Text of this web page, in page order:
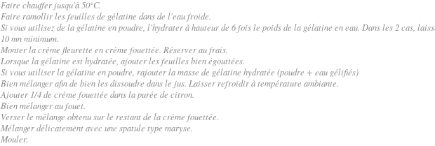
Faire chauffer jusqu'à 50°C.
Faire ramollir les feuilles de gélatine dans de l'eau froide.
Si vous utilisez de la gélatine en poudre, l'hydrater à hauteur de 6 fois le poids de la gélatine en eau. Dans les 2 cas,
10 mn minimum.
Monter la crème fleurette en crème fouettée. Réserver au frais.
Lorsque la gélatine est hydratée, ajouter les feuilles bien égouttées.
Si vous utiliser la gélatine en poudre, rajouter la masse de gélatine hydratée (poudre + eau gélifiés)
Bien mélanger afin de bien les dissoudre dans le jus. Laisser refroidir à température ambiante.
Ajouter 1/4 de crème fouettée dans la purée de citron.
Bien mélanger au fouet.
Verser le mélange obtenu sur le restant de la crème fouettée.
Mélanger délicatement avec une spatule type maryse.
Mouler.